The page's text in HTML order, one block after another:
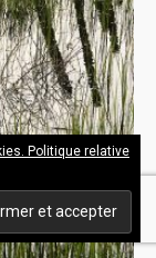
Politique relative